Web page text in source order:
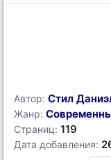
Автор: Стил
Жанр:
Страниц: 119
Дата добавления: